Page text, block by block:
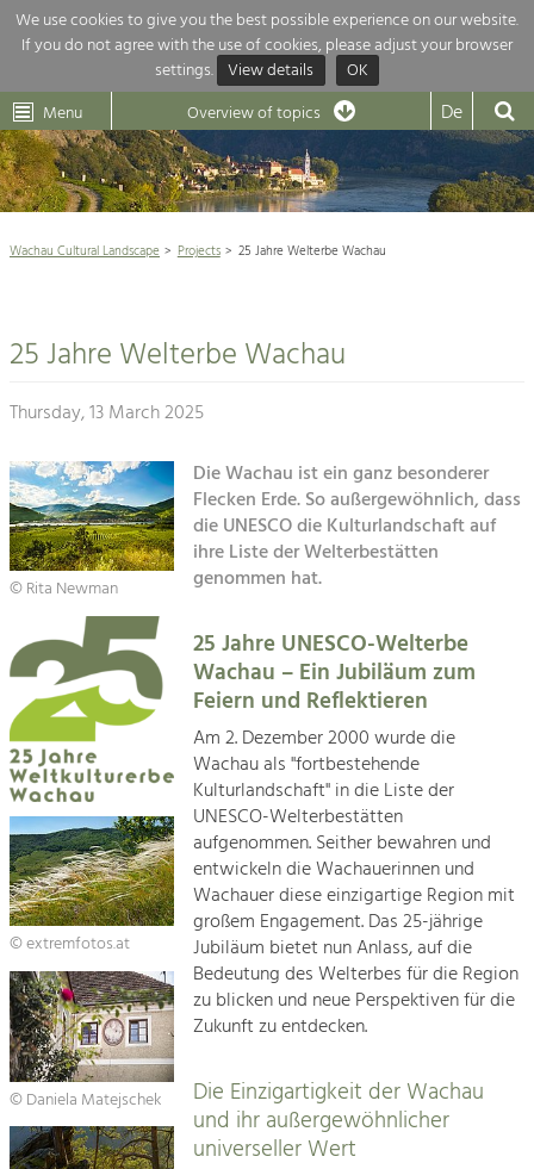
We use cookies to give you the best possible experience on our website.
If you do not agree with the use of cookies, please adjust your browser
settings. View details OK
Dunkelsteinerwald
Wachau
Cultural
Landscape
Dunkelsteinerwald Klima
Menu Overview of topics De
News
Wachau Cultural Landscape 
Rückblick 25 Jahre Jubiläum
Architecture
Agriculture & Tourism
Projects
Kirchen am Fluss
Impressum
Kontakt
Overview of topics
Development within our region is extremely diverse. Which is why we
provide you with an overview of our main topics here. For more
information, simply click on the topic to see all projects in this context.
Maintenance, Regulation and Further
Building Culture
Agriculture & Forestry
Managing and Caring for the Cultural
Landscape.
Tourism
Offer Development and Positioning
Art & Culture
Crafts, Science and Research.
Social Affairs, Education
& Identity
Equality, Youth and Integration.
Mobility & Energy
Climate Change, Public Transport and
Renewable Energy.
Economy
Increase in Regional Value Added.
Wachau Cultural Landscape Projects 25 Jahre Welterbe Wachau
25 Jahre Welterbe Wachau
Thursday, 13 March 2025
© Rita Newman
© extremfotos.at
© Daniela Matejschek
Die Wachau ist ein ganz besonderer
Flecken Erde. So außergewöhnlich, dass
die UNESCO die Kulturlandschaft auf
ihre Liste der Welterbestätten
genommen hat.
25 Jahre UNESCO-Welterbe
Wachau – Ein Jubiläum zum
Feiern und Reflektieren
Am 2. Dezember 2000 wurde die
Wachau als "fortbestehende
Kulturlandschaft" in die Liste der
UNESCO-Welterbestätten
aufgenommen. Seither bewahren und
entwickeln die Wachauerinnen und
Wachauer diese einzigartige Region mit
großem Engagement. Das 25-jährige
Jubiläum bietet nun Anlass, auf die
Bedeutung des Welterbes für die Region
zu blicken und neue Perspektiven für die
Zukunft zu entdecken.
Die Einzigartigkeit der Wachau
und ihr außergewöhnlicher
universeller Wert